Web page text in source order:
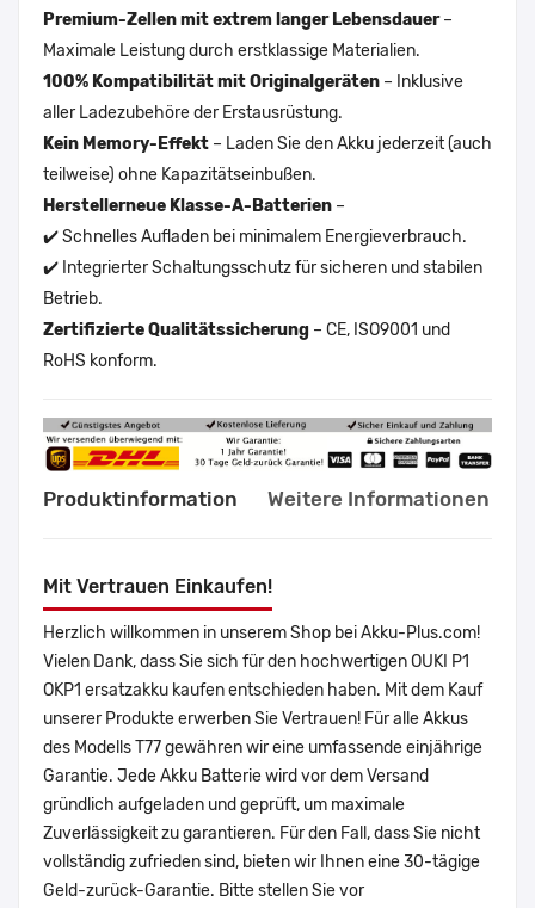
Premium-Zellen mit extrem langer Lebensdauer–
Maximale Leistung durch erstklassige Materialien.
100% Kompatibilität mit Originalgeräten – Inklusive
aller Ladezubehöre der Erstausrüstung.
Kein Memory-Effekt – Laden Sie den Akku jederzeit (auch
teilweise) ohne Kapazitätseinbußen.
Herstellerneue Klasse-A-Batterien –
✔️ Schnelles Aufladen bei minimalem Energieverbrauch.
✔️ Integrierter Schaltungsschutz für sicheren und stabilen
Betrieb.
Zertifizierte Qualitätssicherung – CE, ISO9001 und
RoHS konform.
Produktinformation Weitere Informationen
Mit Vertrauen Einkaufen!
Herzlich willkommen in unserem Shop bei Akku-Plus.com!
Vielen Dank, dass Sie sich für den hochwertigen OUKI P1
OKP1 ersatzakku kaufen entschieden haben. Mit dem Kauf
unserer Produkte erwerben Sie Vertrauen! Für alle Akkus
des Modells T77 gewähren wir eine umfassende einjährige
Garantie. Jede Akku Batterie wird vor dem Versand
gründlich aufgeladen und geprüft, um maximale
Zuverlässigkeit zu garantieren. Für den Fall, dass Sie nicht
vollständig zufrieden sind, bieten wir Ihnen eine 30-tägige
Geld-zurück-Garantie. Bitte stellen Sie vor